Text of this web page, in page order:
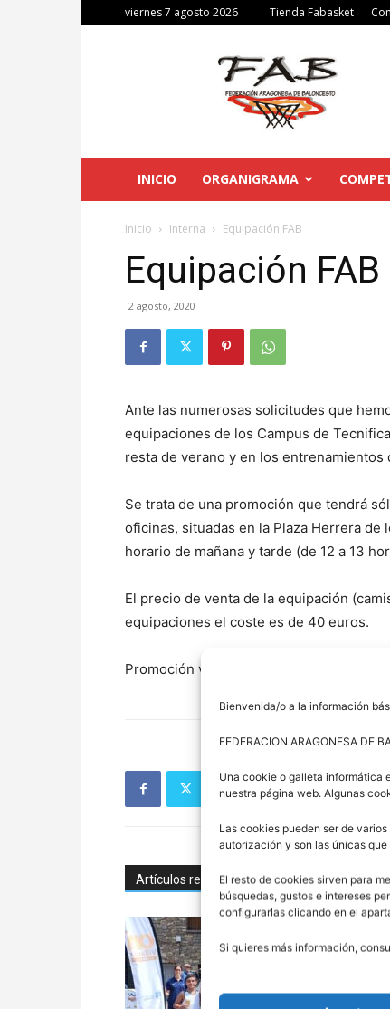
Bienvenida/o a la información
FEDERACION ARAGONESA DE
Una cookie o galleta informática
nuestra página web. Algunas
Las cookies pueden ser de
autorización y son las únicas
El resto de cookies sirven para
búsquedas, gustos e intereses
configurarlas clicando en el
Si quieres más información,
viernes 7 agosto 2026 Tienda Fabasket
Federación
Aragonesa
INICIO ORGANIGRAMA
Inicio Interna Equipación FAB
Equipación FAB
2 agosto, 2020
Ante las numerosas solicitudes que
equipaciones de los Campus de
resta de verano y en los entrenamientos
Se trata de una promoción que tendrá
oficinas, situadas en la Plaza Herrera de
horario de mañana y tarde (de 12 a 13
El precio de venta de la equipación
equipaciones el coste es de 40 euros.
Promoción válida hasta agotar existencias.
Artículos relacionados Más del autor